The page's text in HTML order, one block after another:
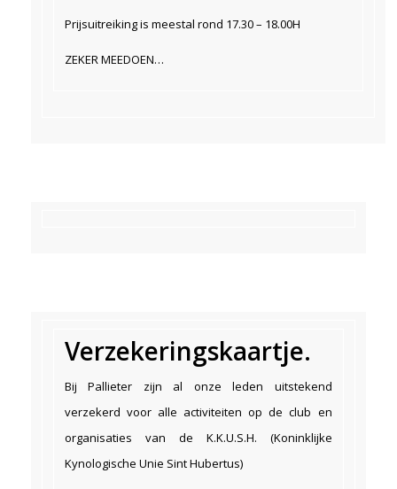
Prijsuitreiking is meestal rond 17.30 – 18.00H
ZEKER MEEDOEN…
Verzekeringskaartje.
Bij Pallieter zijn al onze leden uitstekend
verzekerd voor alle activiteiten op de club en
organisaties van de K.K.U.S.H. (Koninklijke
Kynologische Unie Sint Hubertus)